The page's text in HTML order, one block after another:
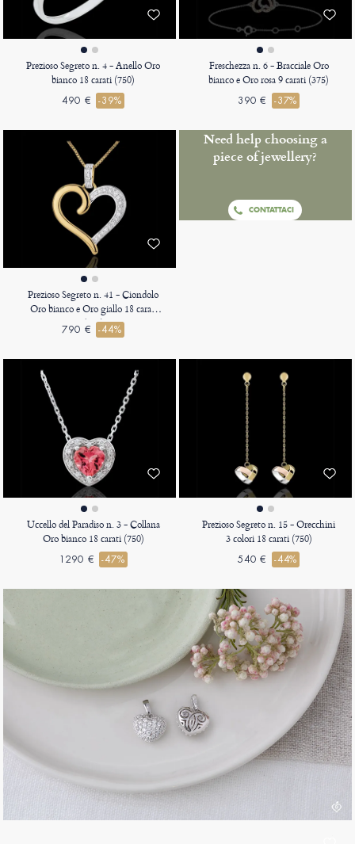
Prezioso Segreto n. 4 - Anello Oro
bianco 18 carati (750)
490 € -39%
Freschezza n. 6 - Bracciale Oro
bianco e Oro rosa 9 carati (375)
390 € -37%
Prezioso Segreto n. 41 - Ciondolo
Oro bianco e Oro giallo 18 carati
(750)
790 € -44%
Need help choosing a
piece of jewellery?
CONTATTACI
Uccello del Paradiso n. 3 - Collana
Oro bianco 18 carati (750)
1290 € -47%
Prezioso Segreto n. 15 - Orecchini
3 colori 18 carati (750)
540 € -44%